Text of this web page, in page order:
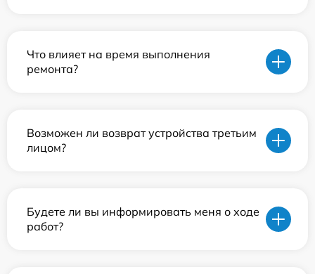
Что влияет на время выполнения
ремонта?
Возможен ли возврат устройства третьим
лицом?
Будете ли вы информировать меня о ходе
работ?